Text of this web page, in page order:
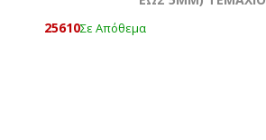
25610Σε Απόθεμα